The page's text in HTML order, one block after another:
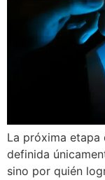
La próxima
definida
sino por quién